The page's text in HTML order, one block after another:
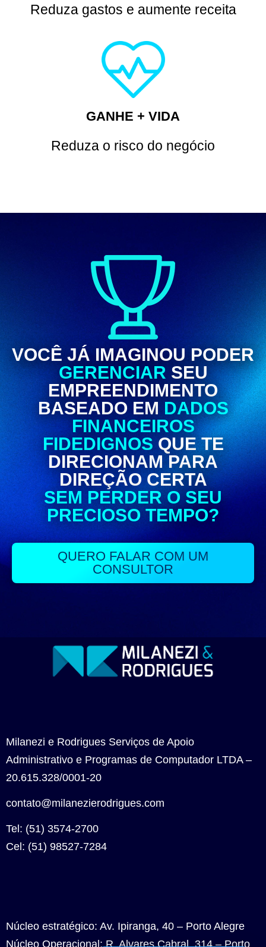
Reduza gastos e aumente receita
GANHE + VIDA
Reduza o risco do negócio
VOCÊ JÁ IMAGINOU PODER
GERENCIAR SEU
EMPREENDIMENTO
BASEADO EM DADOS
FINANCEIROS
FIDEDIGNOS QUE TE
DIRECIONAM PARA
DIREÇÃO CERTA
SEM PERDER O SEU
PRECIOSO TEMPO?
QUERO FALAR COM UM
CONSULTOR
Milanezi e Rodrigues Serviços de Apoio
Administrativo e Programas de Computador LTDA –
20.615.328/0001-20
contato@milanezierodrigues.com
Tel: (51) 3574-2700
Cel: (51) 98527-7284
Núcleo estratégico: Av. Ipiranga, 40 – Porto Alegre
Núcleo Operacional: R. Alvares Cabral, 314 – Porto